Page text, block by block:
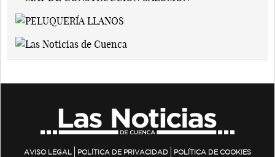
AVISO LEGAL POLÍTICA DE PRIVACIDAD POLÍTICA DE COOKIES